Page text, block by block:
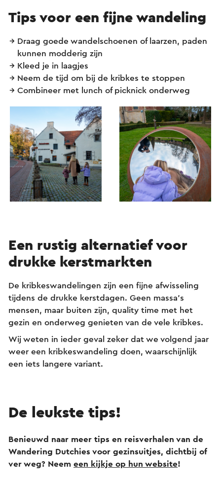
Tips voor een fijne wandeling
Draag goede wandelschoenen of laarzen, paden
kunnen modderig zijn
Kleed je in laagjes
Neem de tijd om bij de kribkes te stoppen
Combineer met lunch of picknick onderweg
Een rustig alternatief voor
drukke kerstmarkten
De kribkeswandelingen zijn een fijne afwisseling
tijdens de drukke kerstdagen. Geen massa’s
mensen, maar buiten zijn, quality time met het
gezin en onderweg genieten van de vele kribkes.
Wij weten in ieder geval zeker dat we volgend jaar
weer een kribkeswandeling doen, waarschijnlijk
een iets langere variant.
De leukste tips!
Benieuwd naar meer tips en reisverhalen van de
Wandering Dutchies voor gezinsuitjes, dichtbij of
ver weg? Neem een kijkje op hun website!